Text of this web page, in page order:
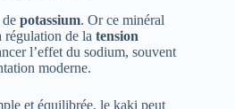
potassium. Or ce minéral
régulation de la tension
l’effet du sodium, souvent
moderne.
et équilibrée, le kaki peut